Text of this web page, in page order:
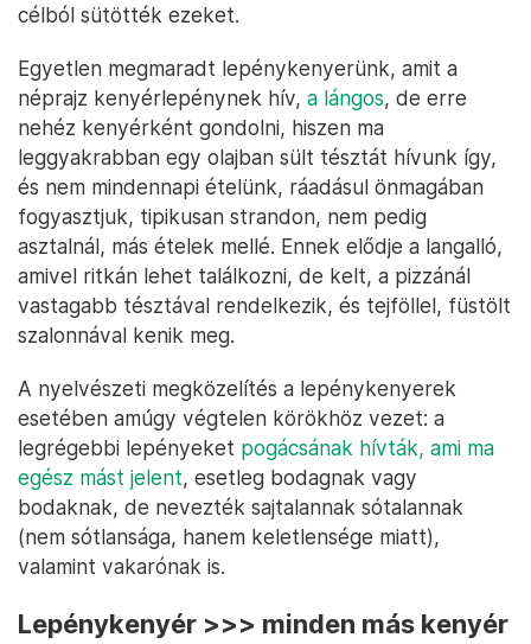
célból sütötték ezeket.
Egyetlen megmaradt lepénykenyerünk, amit a
néprajz kenyérlepénynek hív, a lángos, de erre
nehéz kenyérként gondolni, hiszen ma
leggyakrabban egy olajban sült tésztát hívunk így,
és nem mindennapi ételünk, ráadásul önmagában
fogyasztjuk, tipikusan strandon, nem pedig
asztalnál, más ételek mellé. Ennek elődje a langalló,
amivel ritkán lehet találkozni, de kelt, a pizzánál
vastagabb tésztával rendelkezik, és tejföllel, füstölt
szalonnával kenik meg.
A nyelvészeti megközelítés a lepénykenyerek
esetében amúgy végtelen körökhöz vezet: a
legrégebbi lepényeket pogácsának hívták, ami ma
egész mást jelent, esetleg bodagnak vagy
bodaknak, de nevezték sajtalannak sótalannak
(nem sótlansága, hanem keletlensége miatt),
valamint vakarónak is.
Lepénykenyér >>> minden más kenyér